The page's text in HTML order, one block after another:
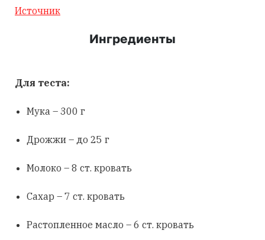
Источник
Ингредиенты
Для теста:
Мука – 300 г
Дрожжи – до 25 г
Молоко – 8 ст. кровать
Сахар – 7 ст. кровать
Растопленное масло – 6 ст. кровать